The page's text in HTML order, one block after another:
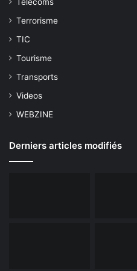
Terrorisme
TIC
Tourisme
Transports
Videos
WEBZINE
Derniers articles modifiés